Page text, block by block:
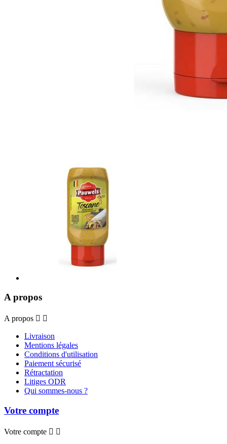
A propos
A propos  
Livraison
Mentions légales
Conditions d'utilisation
Paiement sécurisé
Rétractation
Litiges ODR
Qui sommes-nous ?
Votre compte
Votre compte  